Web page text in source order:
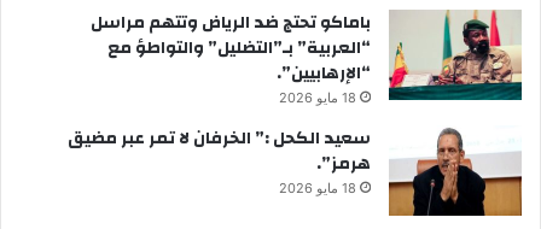
باماكو تحتج ضد الرياض وتتهم مراسل
“العربية” بـ”التضليل” والتواطؤ مع
“الإرهابيين”.
18 مايو 2026
سعيد الكحل :” الخرفان لا تمر عبر مضيق
هرمز”.
18 مايو 2026